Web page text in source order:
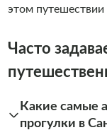
этом
Часто
Какие самые
прогулки в